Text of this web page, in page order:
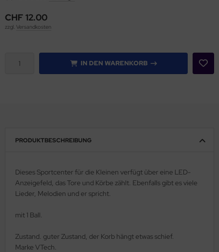
CHF 12.00
zzgl. Versandkosten
IN DEN WARENKORB
PRODUKTBESCHREIBUNG
Dieses Sportcenter für die Kleinen verfügt über eine LED-
Anzeigefeld, das Tore und Körbe zählt. Ebenfalls gibt es viele
Lieder, Melodien und er spricht.
mit 1 Ball.
Zustand. guter Zustand, der Korb hängt etwas schief.
Marke VTech.